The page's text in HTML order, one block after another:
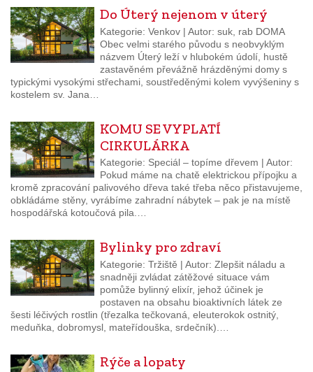
Do Úterý nejenom v úterý
Kategorie: Venkov | Autor: suk, rab DOMA
Obec velmi starého původu s neobvyklým
názvem Úterý leží v hlubokém údolí, hustě
zastavěném převážně hrázděnými domy s
typickými vysokými střechami, soustředěnými kolem vyvýšeniny s
kostelem sv. Jana…
KOMU SE VYPLATÍ
CIRKULÁRKA
Kategorie: Speciál – topíme dřevem | Autor:
Pokud máme na chatě elektrickou přípojku a
kromě zpracování palivového dřeva také třeba něco přistavujeme,
obkládáme stěny, vyrábíme zahradní nábytek – pak je na místě
hospodářská kotoučová pila.…
Bylinky pro zdraví
Kategorie: Tržiště | Autor: Zlepšit náladu a
snadněji zvládat zátěžové situace vám
pomůže bylinný elixír, jehož účinek je
postaven na obsahu bioaktivních látek ze
šesti léčivých rostlin (třezalka tečkovaná, eleuterokok ostnitý,
meduňka, dobromysl, mateřídouška, srdečník).…
Rýče a lopaty